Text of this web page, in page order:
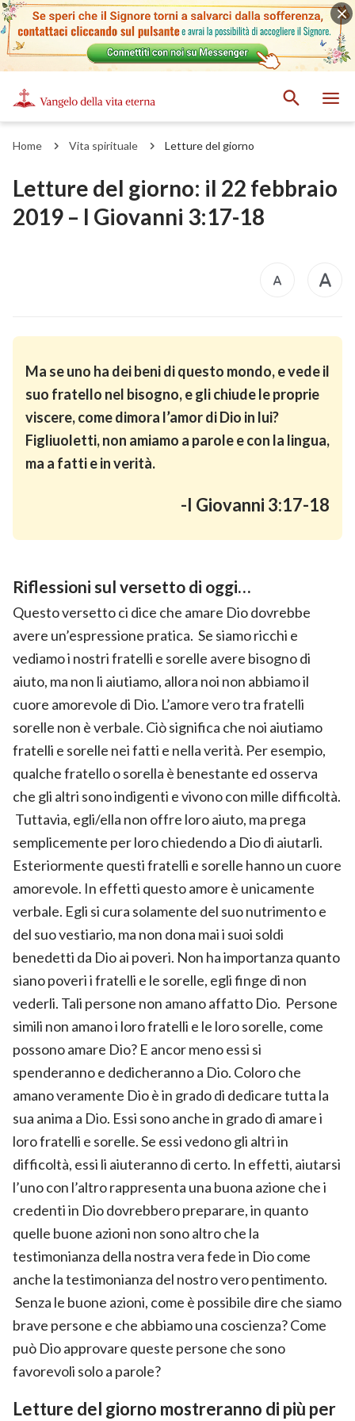
Home Vita spirituale Letture del giorno
Letture del giorno: il 22 febbraio
2019 – I Giovanni 3:17-18
Ma se uno ha dei beni di questo mondo, e vede il
suo fratello nel bisogno, e gli chiude le proprie
viscere, come dimora l’amor di Dio in lui?
Figliuoletti, non amiamo a parole e con la lingua,
ma a fatti e in verità.
-I Giovanni 3:17-18
Riflessioni sul versetto di oggi…
Questo versetto ci dice che amare Dio dovrebbe
avere un’espressione pratica. Se siamo ricchi e
vediamo i nostri fratelli e sorelle avere bisogno di
aiuto, ma non li aiutiamo, allora noi non abbiamo il
cuore amorevole di Dio. L’amore vero tra fratelli
sorelle non è verbale. Ciò significa che noi aiutiamo
fratelli e sorelle nei fatti e nella verità. Per esempio,
qualche fratello o sorella è benestante ed osserva
che gli altri sono indigenti e vivono con mille difficoltà.
Tuttavia, egli/ella non offre loro aiuto, ma prega
semplicemente per loro chiedendo a Dio di aiutarli.
Esteriormente questi fratelli e sorelle hanno un cuore
amorevole. In effetti questo amore è unicamente
verbale. Egli si cura solamente del suo nutrimento e
del suo vestiario, ma non dona mai i suoi soldi
benedetti da Dio ai poveri. Non ha importanza quanto
siano poveri i fratelli e le sorelle, egli finge di non
vederli. Tali persone non amano affatto Dio. Persone
simili non amano i loro fratelli e le loro sorelle, come
possono amare Dio? E ancor meno essi si
spenderanno e dedicheranno a Dio. Coloro che
amano veramente Dio è in grado di dedicare tutta la
sua anima a Dio. Essi sono anche in grado di amare i
loro fratelli e sorelle. Se essi vedono gli altri in
difficoltà, essi li aiuteranno di certo. In effetti, aiutarsi
l’uno con l’altro rappresenta una buona azione che i
credenti in Dio dovrebbero preparare, in quanto
quelle buone azioni non sono altro che la
testimonianza della nostra vera fede in Dio come
anche la testimonianza del nostro vero pentimento.
Senza le buone azioni, come è possibile dire che siamo
brave persone e che abbiamo una coscienza? Come
può Dio approvare queste persone che sono
favorevoli solo a parole?
Letture del giorno mostreranno di più per